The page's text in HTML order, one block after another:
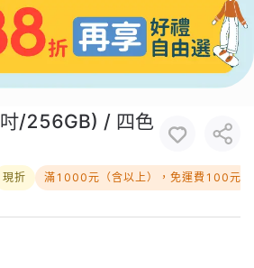
/256GB) / 四色
現折 滿1000元（含以上），免運費100元